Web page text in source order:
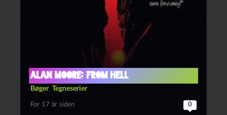
Alan Moore: From Hell
Bøger, Tegneserier
For 17 år siden 0